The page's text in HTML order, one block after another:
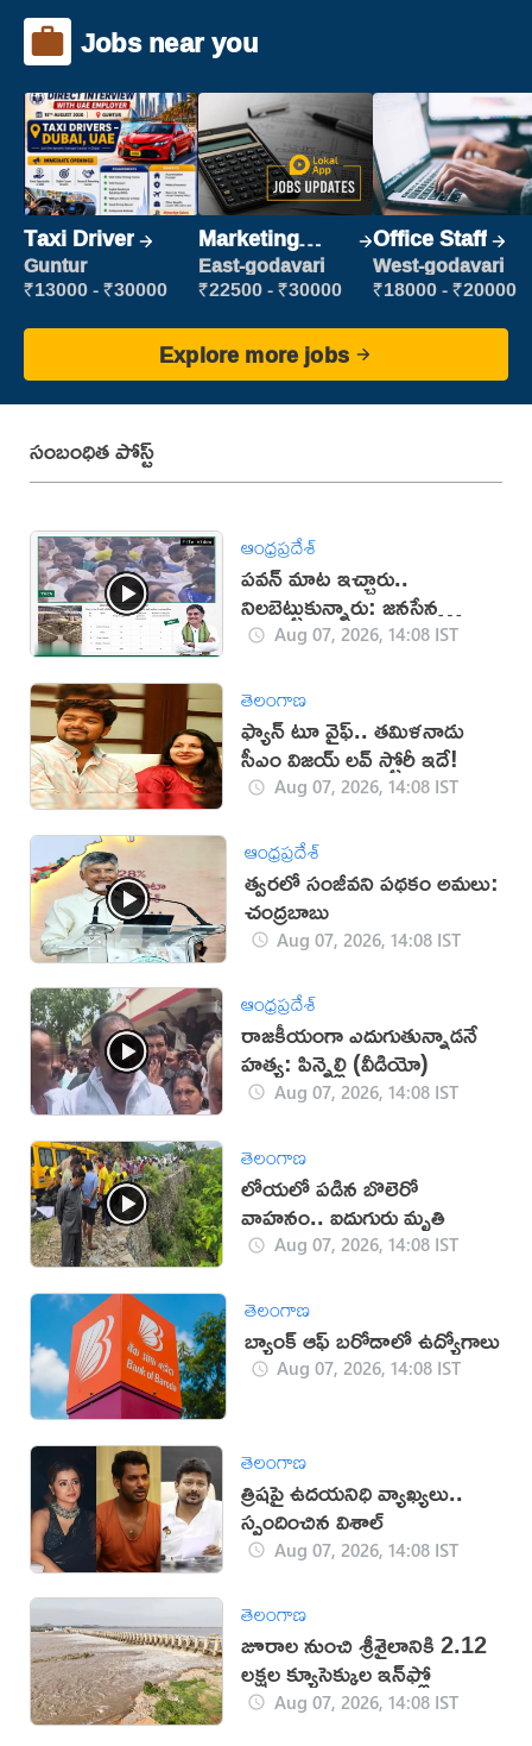
Jobs near you
Taxi Driver
Guntur
₹13000 - ₹30000
Marketing
Executive
East-godavari
₹22500 - ₹30000
Office Staff
West-godavari
₹18000 - ₹20000
Explore more jobs
సంబంధిత పోస్ట్
ఆంధ్రప్రదేశ్
పవన్ మాట ఇచ్చారు..
నిలబెట్టుకున్నారు: జనసేన
(వీడియో)
Aug 07, 2026, 14:08 IST
తెలంగాణ
ఫ్యాన్ టూ వైఫ్.. తమిళనాడు
సీఎం విజయ్ లవ్ స్టోరీ ఇదే!
Aug 07, 2026, 14:08 IST
ఆంధ్రప్రదేశ్
త్వరలో సంజీవని పథకం అమలు:
చంద్రబాబు
Aug 07, 2026, 14:08 IST
ఆంధ్రప్రదేశ్
రాజకీయంగా ఎదుగుతున్నాడనే
హత్య: పిన్నెల్లి (వీడియో)
Aug 07, 2026, 14:08 IST
తెలంగాణ
లోయలో పడిన బొలెరో
వాహనం.. ఐదుగురు మృతి
Aug 07, 2026, 14:08 IST
తెలంగాణ
బ్యాంక్ ఆఫ్ బరోడాలో ఉద్యోగాలు
Aug 07, 2026, 14:08 IST
తెలంగాణ
త్రిషపై ఉదయనిధి వ్యాఖ్యలు..
స్పందించిన విశాల్
Aug 07, 2026, 14:08 IST
తెలంగాణ
జూరాల నుంచి శ్రీశైలానికి 2.12
లక్షల క్యూసెక్కుల ఇన్‌ఫ్లో
Aug 07, 2026, 14:08 IST